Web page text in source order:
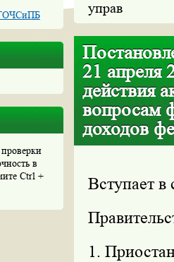
проверки
в
Ctrl +
управ
21 апреля
действия
вопросам
доходов
Вступает в
1.